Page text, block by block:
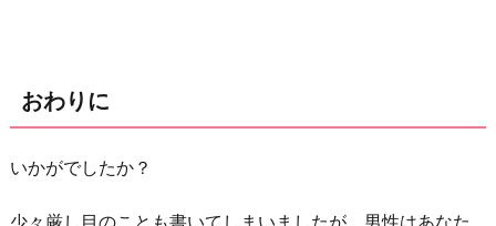
おわりに
いかがでしたか？
少々厳し目のことも書いてしまいましたが、男性はあなた